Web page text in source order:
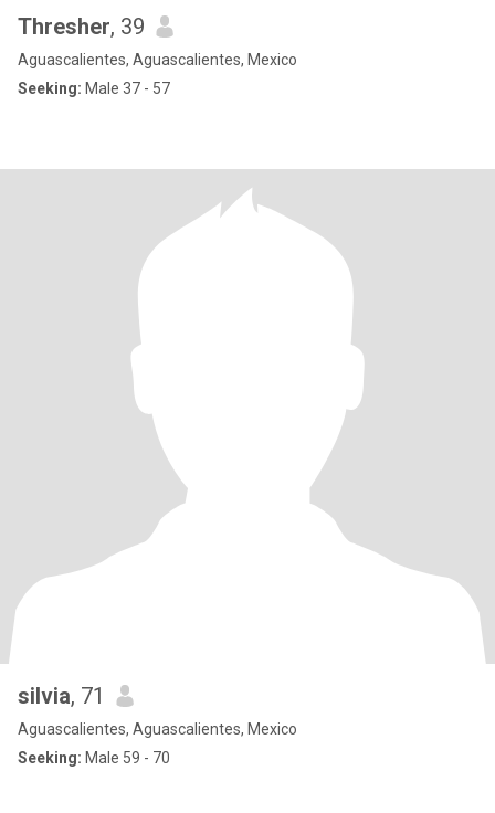
Thresher, 39
Aguascalientes, Aguascalientes, Mexico
Seeking: Male 37 - 57
silvia, 71
Aguascalientes, Aguascalientes, Mexico
Seeking: Male 59 - 70